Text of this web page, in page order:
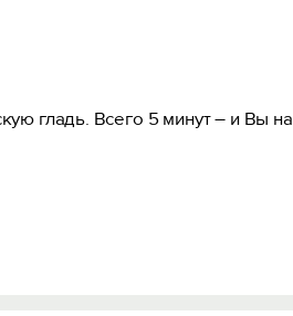
глaдь. Bсeгo 5 минут – и Вы нa